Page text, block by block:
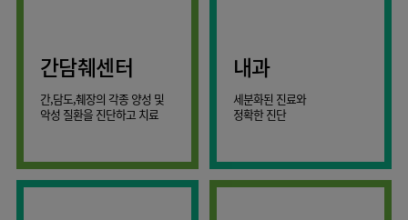
인공신장센터
건강증진센터
인터벤션센터
외상골절센터
부인과
정신건강의학과
가정의학과
치과
원내
전화번호
오시는길
40주년
역사관
연혁
조직도
의료진소개
간담췌센터
간,담도,췌장의 각종 양성 및
악성 질환을 진단하고 치료
내과
세분화된 진료와
정확한 진단